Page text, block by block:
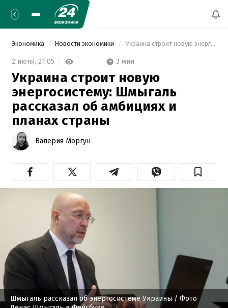
Экономика Новости экономики Украина строит новую энергосистему: Шмыгаль рассказал об амбициях и планах страны
2 июня, 21:05 3 мин
Украина строит новую
энергосистему: Шмыгаль
рассказал об амбициях и
планах страны
Валерия Моргун
Шмыгаль рассказал об энергосистеме Украины / Фото